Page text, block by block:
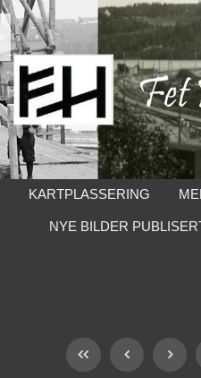
KARTPLASSERING
NYE BILDER